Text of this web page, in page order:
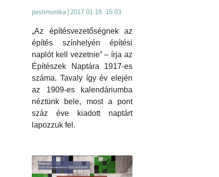
pestimonika | 2017.01.18. 15:03
„Az építésvezetőségnek az
építés színhelyén építési
naplót kell vezetnie” – írja az
Építészek Naptára 1917-es
száma. Tavaly így év elején
az 1909-es kalendáriumba
néztünk bele, most a pont
száz éve kiadott naptárt
lapozzuk fel.